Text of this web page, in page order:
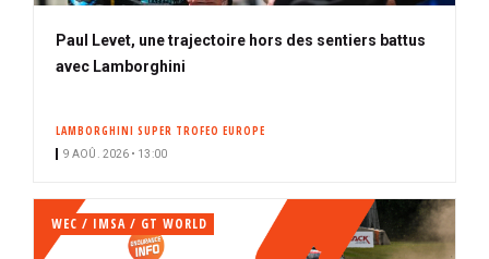
Paul Levet, une trajectoire hors des sentiers battus
avec Lamborghini
LAMBORGHINI SUPER TROFEO EUROPE
9 AOÛ. 2026 • 13:00
WEC / IMSA / GT WORLD